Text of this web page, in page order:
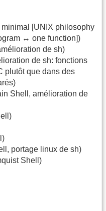
[UNIX philosophy
↔ one function])
de sh)
de sh: fonctions
plutôt que dans des
Shell, amélioration de
portage linux de sh)
Shell)